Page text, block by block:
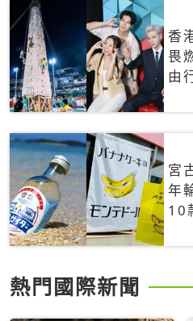
香
畏
由
宮
年
10
熱門國際新聞